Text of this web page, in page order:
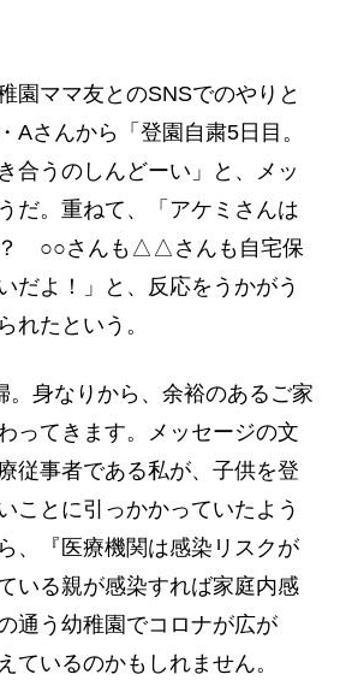
園ママ友とのSNSでのやりと
Aさんから「登園自粛5日目。
合うのしんどーい」と、メッ
だ。重ねて、「アケミさんは
？ ○○さんも△△さんも自宅保
だよ！」と、反応をうかがう
れたという。
。身なりから、余裕のあるご家
ってきます。メッセージの文
従事者である私が、子供を登
ことに引っかかっていたよう
、『医療機関は感染リスクが
いる親が感染すれば家庭内感
通う幼稚園でコロナが広が
ているのかもしれません。